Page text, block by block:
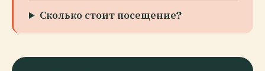
Сколько стоит посещение?